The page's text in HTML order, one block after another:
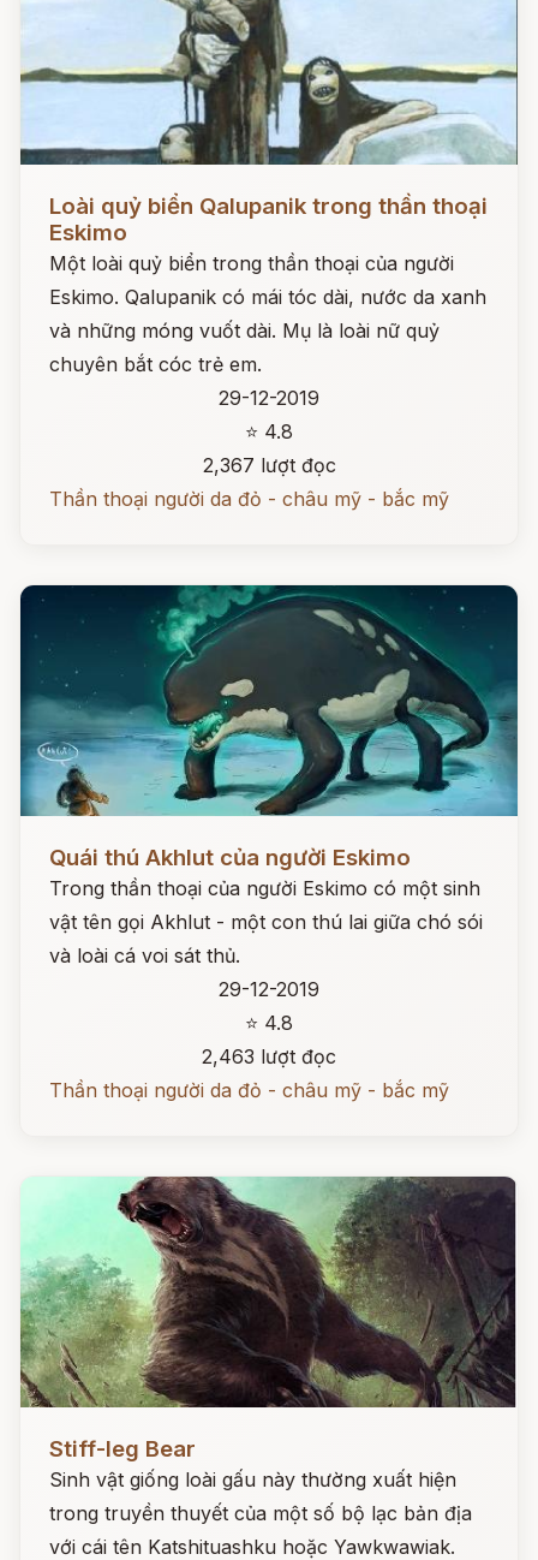
Loài quỷ biển Qalupanik trong thần thoại
Eskimo
Một loài quỷ biển trong thần thoại của người
Eskimo. Qalupanik có mái tóc dài, nước da xanh
và những móng vuốt dài. Mụ là loài nữ quỷ
chuyên bắt cóc trẻ em.
29-12-2019
⭐ 4.8
2,367 lượt đọc
Thần thoại người da đỏ - châu mỹ - bắc mỹ
Quái thú Akhlut của người Eskimo
Trong thần thoại của người Eskimo có một sinh
vật tên gọi Akhlut - một con thú lai giữa chó sói
và loài cá voi sát thủ.
29-12-2019
⭐ 4.8
2,463 lượt đọc
Thần thoại người da đỏ - châu mỹ - bắc mỹ
Stiff-leg Bear
Sinh vật giống loài gấu này thường xuất hiện
trong truyền thuyết của một số bộ lạc bản địa
với cái tên Katshituashku hoặc Yawkwawiak.